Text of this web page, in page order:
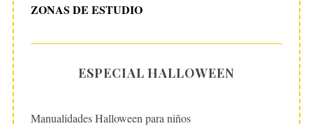
ZONAS DE ESTUDIO
ESPECIAL HALLOWEEN
Manualidades Halloween para niños